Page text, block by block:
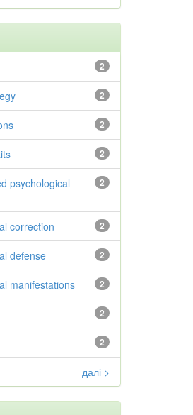
2
2
2
2
2
psychological
2
correction
2
defense
2
manifestations
2
2
далі >